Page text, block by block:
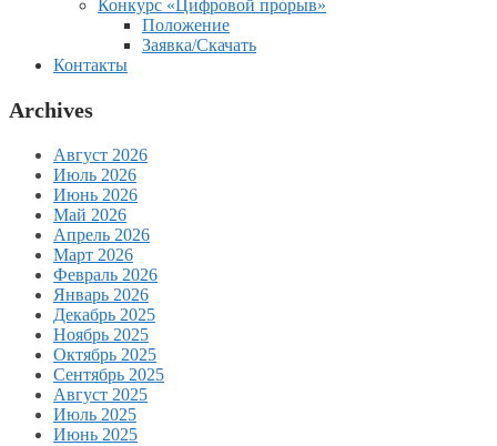
Конкурс «Цифровой прорыв»
Положение
Заявка/Скачать
Контакты
Archives
Август 2026
Июль 2026
Июнь 2026
Май 2026
Апрель 2026
Март 2026
Февраль 2026
Январь 2026
Декабрь 2025
Ноябрь 2025
Октябрь 2025
Сентябрь 2025
Август 2025
Июль 2025
Июнь 2025